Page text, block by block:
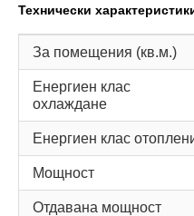
Технически
За помещения (кв.м.)
Енергиен клас
охлаждане
Енергиен клас
Мощност
Отдавана мощност